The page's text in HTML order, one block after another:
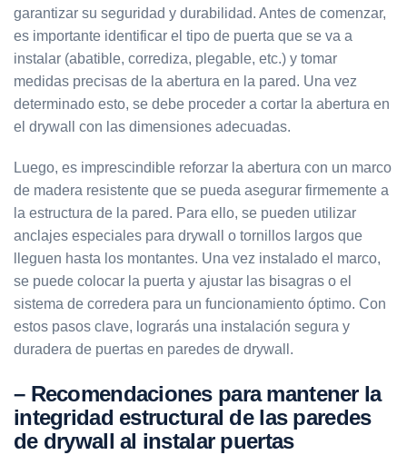
garantizar su seguridad y durabilidad. Antes de comenzar,
es importante identificar el tipo de puerta que se va a
instalar (abatible, corrediza, plegable, etc.) y tomar
medidas precisas de la abertura en la pared. Una vez
determinado esto, se debe proceder a cortar la abertura en
el drywall con las dimensiones adecuadas.
Luego, es imprescindible reforzar la abertura con un marco
de madera resistente que se pueda asegurar firmemente a
la estructura de la pared. Para ello, se pueden utilizar
anclajes especiales para drywall o tornillos largos que
lleguen hasta los montantes. Una vez instalado el marco,
se puede colocar la puerta y ajustar las bisagras o el
sistema de corredera para un funcionamiento óptimo. Con
estos pasos clave, lograrás una instalación segura y
duradera de puertas en paredes de drywall.
– Recomendaciones para mantener la
integridad estructural de las paredes
de drywall al instalar puertas